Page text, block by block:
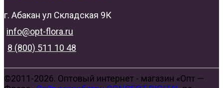
г. Абакан ул Складская 9К
info@opt-flora.ru
8 (800) 511 10 48
©2011-2026. Оптовый интернет - магазин «Опт —